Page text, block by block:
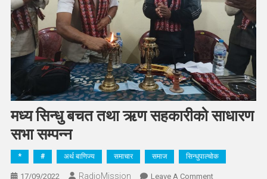
मध्य सिन्धु बचत तथा ऋण सहकारीको साधारण
सभा सम्पन्न
* # अर्थ बाणिज्य समाचार समाज सिन्धुपाल्चोक
17/09/2022 RadioMission Leave A CommentOn